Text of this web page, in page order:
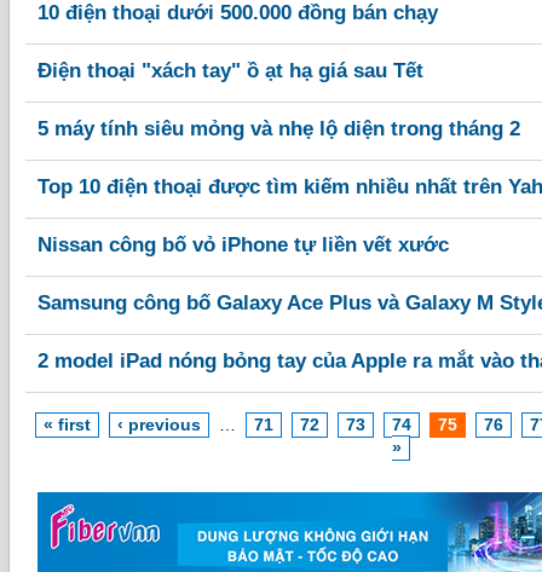
10 điện thoại dưới 500.000 đồng bán chạy
Điện thoại "xách tay" ồ ạt hạ giá sau Tết
5 máy tính siêu mỏng và nhẹ lộ diện trong tháng 2
Top 10 điện thoại được tìm kiếm nhiều nhất trên
Nissan công bố vỏ iPhone tự liền vết xước
Samsung công bố Galaxy Ace Plus và Galaxy M
2 model iPad nóng bỏng tay của Apple ra mắt vào
« first ‹ previous 71 72 73 74 75 76
»